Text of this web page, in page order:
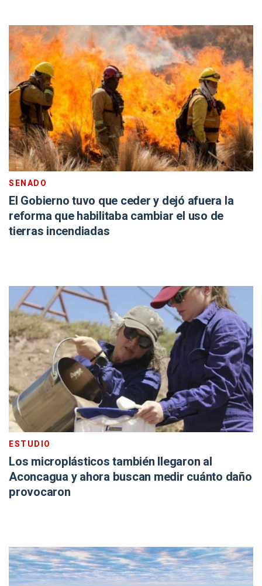
SENADO
El Gobierno tuvo que ceder y dejó afuera la
reforma que habilitaba cambiar el uso de
tierras incendiadas
ESTUDIO
Los microplásticos también llegaron al
Aconcagua y ahora buscan medir cuánto daño
provocaron